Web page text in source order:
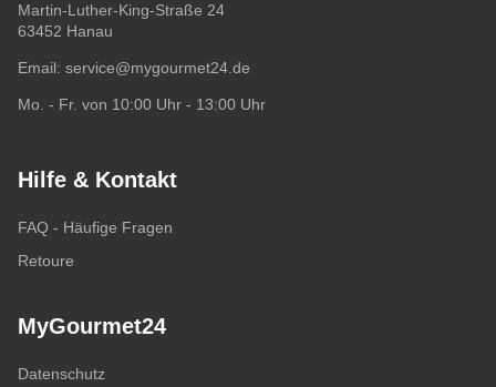
Martin-Luther-King-Straße 24
63452 Hanau
Email: service@mygourmet24.de
Mo. - Fr. von 10:00 Uhr - 13:00 Uhr
Hilfe & Kontakt
FAQ - Häufige Fragen
Retoure
MyGourmet24
Datenschutz